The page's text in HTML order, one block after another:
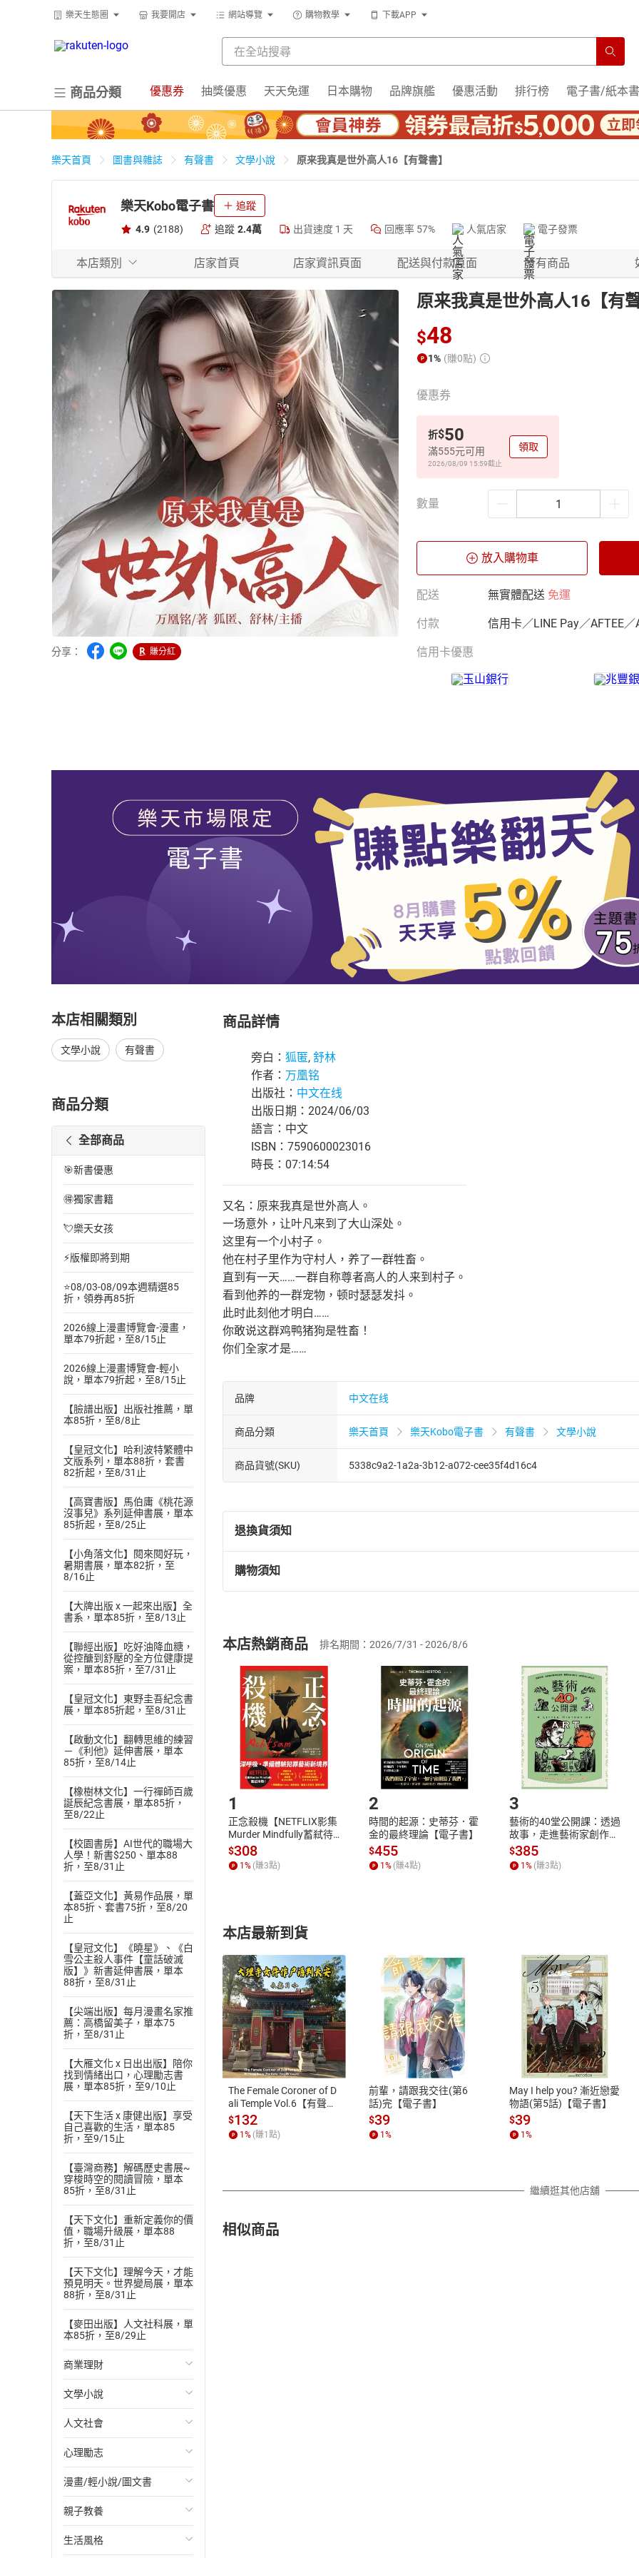
樂天生態圈 我要開店 網站導覽 購物教學 下載APP
商品分類 優惠券 抽獎優惠 天天免運 日本購物 品牌旗艦 優惠活動 排行榜 電子書/紙本書
樂天首頁 圖書與雜誌 有聲書 文學小說 原来我真是世外高人16【有聲書】
樂天Kobo電子書 追蹤
4.9 (2188) 追蹤 2.4萬 出貨速度 1 天 回應率 57% 人氣店家 電子發票
本店類別 店家首頁 店家資訊頁面 配送與付款頁面 所有商品
分享： 賺分紅
原来我真是世外高人16【有
$48
1% (賺0點)
優惠券
折$50
滿555元可用
2026/08/09 15:59截止
領取
數量
放入購物車
配送 無實體配送 免運
付款 信用卡／LINE Pay／AFTEE／
信用卡優惠
本店相關類別
文學小說 有聲書
商品分類
全部商品
🎯新書優惠
🉐獨家書籍
💘樂天女孩
⚡版權即將到期
⭐08/03-08/09本週精選85
折，領券再85折
2026線上漫畫博覽會-漫畫，
單本79折起，至8/15止
2026線上漫畫博覽會-輕小
說，單本79折起，至8/15止
【臉譜出版】出版社推薦，單
本85折，至8/8止
【皇冠文化】哈利波特繁體中
文版系列，單本88折，套書
82折起，至8/31止
【高寶書版】馬伯庸《桃花源
沒事兒》系列延伸書展，單本
85折起，至8/25止
【小角落文化】閱來閱好玩，
暑期書展，單本82折，至
8/16止
【大牌出版 x 一起來出版】全
書系，單本85折，至8/13止
【聯經出版】吃好油降血糖，
從控醣到舒壓的全方位健康提
案，單本85折，至7/31止
【皇冠文化】東野圭吾紀念書
展，單本85折起，至8/31止
【啟動文化】翻轉思維的練習
－《利他》延伸書展，單本
85折，至8/14止
【橡樹林文化】一行禪師百歲
誕辰紀念書展，單本85折，
至8/22止
【校園書房】AI世代的職場大
人學！新書$250、單本88
折，至8/31止
【蓋亞文化】黃易作品展，單
本85折、套書75折，至8/20
止
【皇冠文化】《曉星》、《白
雪公主殺人事件【童話破滅
版】》新書延伸書展，單本
88折，至8/31止
【尖端出版】每月漫畫名家推
薦：高橋留美子，單本75
折，至8/31止
【大雁文化 x 日出出版】陪你
找到情緒出口，心理勵志書
展，單本85折，至9/10止
【天下生活 x 康健出版】享受
自己喜歡的生活，單本85
折，至9/15止
【臺灣商務】解碼歷史書展~
穿梭時空的閱讀冒險，單本
85折，至8/31止
【天下文化】重新定義你的價
值，職場升級展，單本88
折，至8/31止
【天下文化】理解今天，才能
預見明天。世界變局展，單本
88折，至8/31止
【麥田出版】人文社科展，單
本85折，至8/29止
商業理財
投資理財
經濟/趨勢
財務/金融
管理/領導
職場工作術
成功法
文學小說
歐美文學
日本文學
韓國文學
華文文學
經典文學
人文社會
國際關係
政治
社會科學
台灣/中國歷史
心理勵志
心靈成長/情緒
人際關係
兩性關係
漫畫/輕小說/圖文書
輕小說
奇幻/科幻
親子教養
教育現場
生活風格
商品詳情
旁白： 狐匿, 舒林
作者： 万凰铭
出版社： 中文在线
出版日期：2024/06/03
語言：中文
ISBN：7590600023016
時長：07:14:54
又名：原来我真是世外高人。
一场意外，让叶凡来到了大山深处。
这里有一个小村子。
他在村子里作为守村人，养了一群牲畜。
直到有一天……一群自称尊者高人的人来到村子。
看到他养的一群宠物，顿时瑟瑟发抖。
此时此刻他才明白……
你敢说这群鸡鸭猪狗是牲畜！
你们全家才是……
品牌 中文在线
商品分類 樂天首頁 樂天Kobo電子書 有聲書 文學小說
商品貨號(SKU) 5338c9a2-1a2a-3b12-a072-cee35f4d16c4
退換貨須知
退換貨規定：
(一)依消費者保護法第19條第1項後段暨通訊交易解除權合理例外情事適用
(二)消費者訂購本店鋪之商品即代表知悉本店鋪所銷售之商品為電子書，
且已下載/存取電子書，不得請求退貨退款。
退貨方式：您欲取消訂單或辦理退貨時，請登入樂天市場，並於「我的訂單
貨」，本店鋪將依您的申請進行審核，待審核通過後將為您辦理退款事宜。
請注意，樂天市場須以整筆訂單為單位進行取消/退貨，恕無法以單支商品取
購物須知
挑選商品
Choose
放入購物車
Shopping cart
登入帳號
Login
購書後，如何開始使用？
Step1.選擇閱讀載具 Step2.登入
付款方式
ATM轉帳、信用卡、LINE PAY、AFTEE
退換貨規範
本店是否提供消費者保護法七日猶
之權利，遽消費者保護法及通訊交
除權合理例外情事適用準則，依商
質各有不同規定。詳細退換貨說明
照各商品說明。
本店熱銷商品 排名期間：2026/7/31 - 2026/8/6
1
正念殺機【NETFLIX影集
Murder Mindfully蓄弒待
發】【電子書】
$308
1 % (賺3點)
2
時間的起源：史蒂芬．霍
金的最終理論【電子書】
$455
1 % (賺4點)
3
藝術的40堂公開課：透過
故事，走進藝術家創作現
場，看藝術如何誕生、如
何形塑人類生活【電子
書】
$385
1 % (賺3點)
本店最新到貨
The Female Coroner of D
ali Temple Vol.6【有聲
書】
$132
1 % (賺1 點)
前輩，請跟我交往(第6
話)完【電子書】
$39
1 %
May I help you? 漸近戀愛
物語(第5話)【電子書】
$39
1 %
繼續逛其他店舖
相似商品